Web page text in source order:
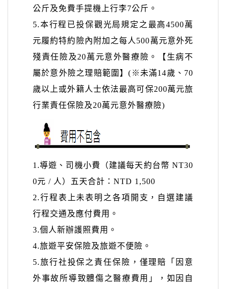
公斤及免費手提機上行李7公斤。
5.本行程已投保觀光局規定之最高4500萬
元履約特約險內附加之每人 500萬元意外死
殘責任險及20萬元意外醫療險。【生病不
屬於意外險之理賠範圍】( ※未滿14歲、 70
歲以上或外籍人士依法最高可保200萬元旅
行業責任保險及20萬元意外醫療險)
1.導遊、司機小費（建議每天約台幣 NT30
0元 / 人）五天合計： NTD 1,500
2.行程表上未表明之各項開支，自選建議
行程交通及應付費用。
3.個人新辦護照費用。
4.旅遊平安保險及旅遊不便險。
5.旅行社投保之責任保險，僅理賠「因意
外事故所導致體傷之醫療費用」，如因自